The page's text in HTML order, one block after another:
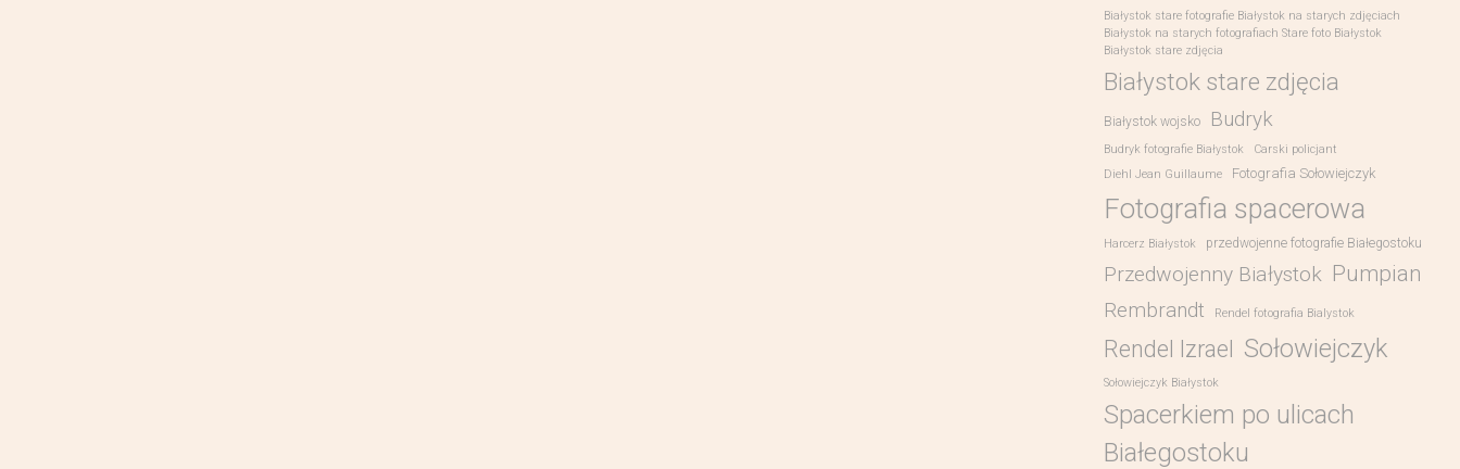
Białystok stare fotografie Białystok na starych zdjęciach
Białystok na starych fotografiach Stare foto Białystok
Białystok stare zdjęcia
Białystok stare zdjęcia
Białystok wojsko Budryk
Budryk fotografie Białystok
Carski policjant
Diehl Jean Guillaume
Fotografia Sołowiejczyk
Fotografia spacerowa
Harcerz Białystok przedwojenne fotografie Białegostoku
Przedwojenny Białystok Pumpian
Rembrandt Rendel fotografia Bialystok
Rendel Izrael Sołowiejczyk
Sołowiejczyk Białystok
Spacerkiem po ulicach
Białegostoku